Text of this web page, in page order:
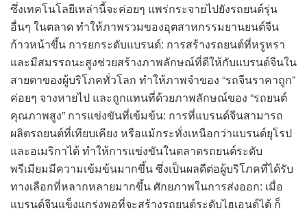
ซึ่งเทคโนโลยีเหล่านี้จะค่อยๆ แพร่กระจายไปยังรถยนต์รุ่น
อื่นๆ ในตลาด ทำให้ภาพรวมของอุตสาหกรรมยานยนต์จีน
ก้าวหน้าขึ้น การยกระดับแบรนด์: การสร้างรถยนต์ที่หรูหรา
และมีสมรรถนะสูงช่วยสร้างภาพลักษณ์ที่ดีให้กับแบรนด์จีนใน
สายตาของผู้บริโภคทั่วโลก ทำให้ภาพจำของ “รถจีนราคาถูก”
ค่อยๆ จางหายไป และถูกแทนที่ด้วยภาพลักษณ์ของ “รถยนต์
คุณภาพสูง” การแข่งขันที่เข้มข้น: การที่แบรนด์จีนสามารถ
ผลิตรถยนต์ที่เทียบเคียง หรือแม้กระทั่งเหนือกว่าแบรนด์ยุโรป
และอเมริกาได้ ทำให้การแข่งขันในตลาดรถยนต์ระดับ
พรีเมียมมีความเข้มข้นมากขึ้น ซึ่งเป็นผลดีต่อผู้บริโภคที่ได้รับ
ทางเลือกที่หลากหลายมากขึ้น ศักยภาพในการส่งออก: เมื่อ
แบรนด์จีนแข็งแกร่งพอที่จะสร้างรถยนต์ระดับไฮเอนด์ได้ ก็